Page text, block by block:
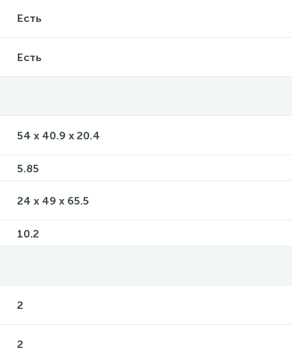
Есть
Есть
54 x 40.9 x 20.4
5.85
24 x 49 x 65.5
10.2
2
2